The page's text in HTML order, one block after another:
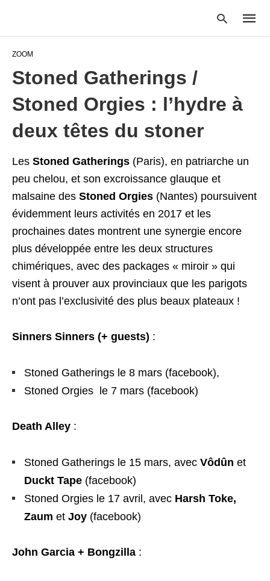
your
search
ZOOM
Stoned Gatherings /
Stoned Orgies : l’hydre à
deux têtes du stoner
Les Stoned Gatherings (Paris), en patriarche un
peu chelou, et son excroissance glauque et
malsaine des Stoned Orgies (Nantes) poursuivent
évidemment leurs activités en 2017 et les
prochaines dates montrent une synergie encore
plus développée entre les deux structures
chimériques, avec des packages « miroir » qui
visent à prouver aux provinciaux que les parigots
n’ont pas l’exclusivité des plus beaux plateaux !
Sinners Sinners (+ guests) :
Stoned Gatherings le 8 mars (facebook),
Stoned Orgies le 7 mars (facebook)
Death Alley :
Stoned Gatherings le 15 mars, avec Vôdûn et
Duckt Tape (facebook)
Stoned Orgies le 17 avril, avec Harsh Toke,
Zaum et Joy (facebook)
John Garcia + Bongzilla :